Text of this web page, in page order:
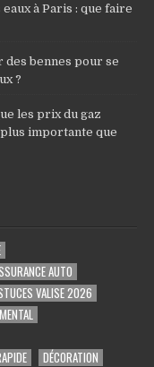
eaux à Paris : que faire
bennes pour se
?
les prix du gaz
importante que
AUTO
VALISE 2026
DÉCORATION